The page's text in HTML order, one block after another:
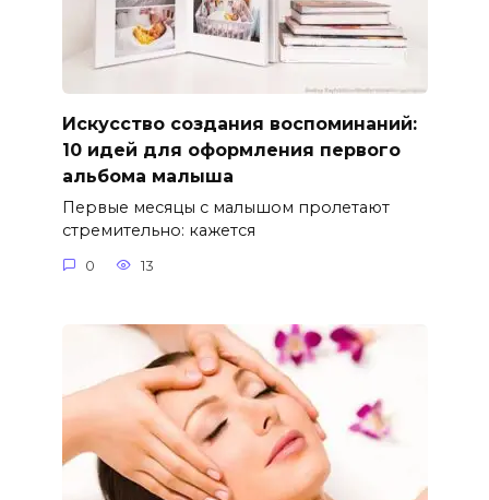
Искусство создания воспоминаний:
10 идей для оформления первого
альбома малыша
Первые месяцы с малышом пролетают
стремительно: кажется
0 13